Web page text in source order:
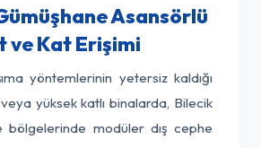
Asansörlü
ve Kat Erişimi
yöntemlerinin yetersiz kaldığı
yüksek katlı binalarda, Bilecik
bölgelerinde modüler dış cephe